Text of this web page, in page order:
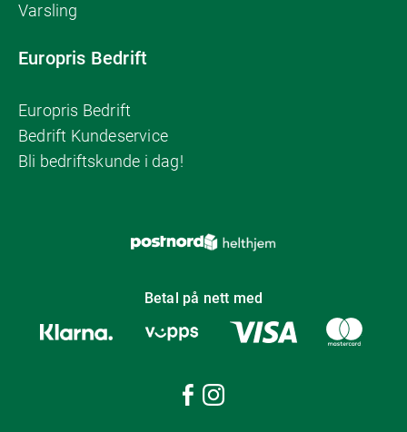
Varsling
Europris Bedrift
Europris Bedrift
Bedrift Kundeservice
Bli bedriftskunde i dag!
Betal på nett med